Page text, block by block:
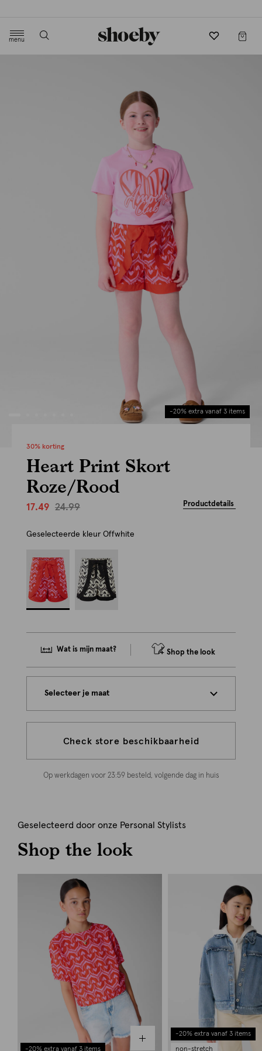
menu
-20% extra vanaf 3 items
30% korting
Heart Print Skort
Roze/Rood
17.49 24.99 Productdetails
Geselecteerde kleur Offwhite
Wat is mijn maat? Shop the look
Selecteer je maat
Check store beschikbaarheid
Op werkdagen voor 23:59 besteld, volgende dag in huis
Geselecteerd door onze Personal Stylists
Shop the look
-20% extra vanaf 3 items
-20% extra vanaf 3 items
non-stretch